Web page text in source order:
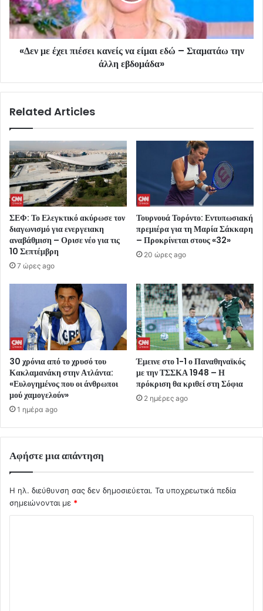
«Δεν με έχει πιέσει κανείς να είμαι εδώ – Σταματάω την
άλλη εβδομάδα»
Related Articles
ΣΕΦ: Το Ελεγκτικό ακύρωσε τον
διαγωνισμό για ενεργειακη
αναβάθμιση – Ορισε νέο για τις
10 Σεπτέμβρη
7 ώρες ago
Τουρνουά Τορόντο: Εντυπωσιακή
πρεμιέρα για τη Μαρία Σάκκαρη
– Προκρίνεται στους «32»
20 ώρες ago
30 χρόνια από το χρυσό του
Κακλαμανάκη στην Ατλάντα:
«Ευλογημένος που οι άνθρωποι
μού χαμογελούν»
1 ημέρα ago
Έμεινε στο 1-1 ο Παναθηναϊκός
με την ΤΣΣΚΑ 1948 – Η
πρόκριση θα κριθεί στη Σόφια
2 ημέρες ago
Αφήστε μια απάντηση
Η ηλ. διεύθυνση σας δεν δημοσιεύεται. Τα υποχρεωτικά πεδία
σημειώνονται με *